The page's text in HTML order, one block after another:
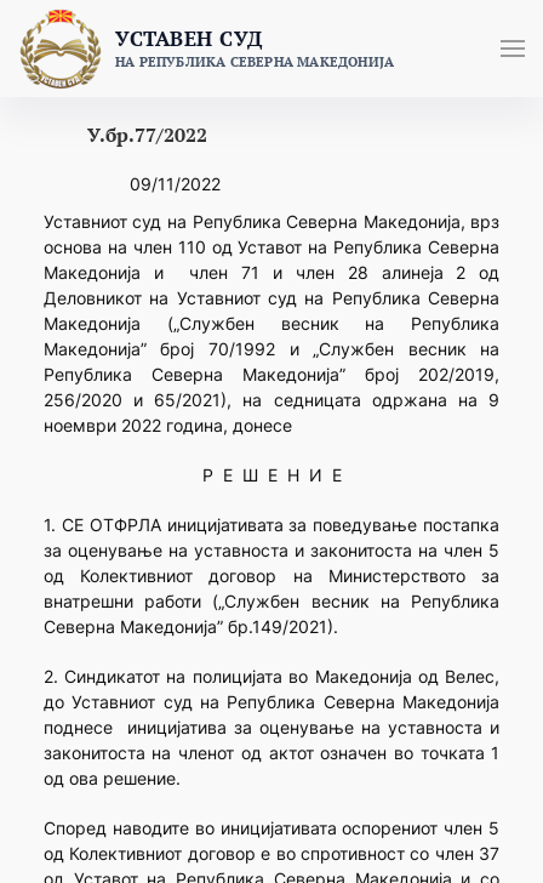
content
УСТАВЕН СУД
НА РЕПУБЛИКА СЕВЕРНА МАКЕДОНИЈА
У.бр.77/2022
09/11/2022
Уставниот суд на Република Северна Македонија, врз
основа на член 110 од Уставот на Република Северна
Македонија и член 71 и член 28 алинеја 2 од
Деловникот на Уставниот суд на Република Северна
Македонија („Службен весник на Република
Македонија” број 70/1992 и „Службен весник на
Република Северна Македонија” број 202/2019,
256/2020 и 65/2021), на седницата одржана на 9
ноември 2022 година, донесе
Р Е Ш Е Н И Е
1. СЕ ОТФРЛА иницијативата за поведување постапка
за оценување на уставноста и законитоста на член 5
од Колективниот договор на Министерството за
внатрешни работи („Службен весник на Република
Северна Македонија” бр.149/2021).
2. Синдикатот на полицијата во Македонија од Велес,
до Уставниот суд на Република Северна Македонија
поднесе иницијатива за оценување на уставноста и
законитоста на членот од актот означен во точката 1
од ова решение.
Според наводите во иницијативата оспорениот член 5
од Колективниот договор е во спротивност со член 37